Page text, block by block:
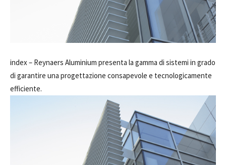
index – Reynaers Aluminium presenta la gamma di sistemi in grado
di garantire una progettazione consapevole e tecnologicamente
efficiente.